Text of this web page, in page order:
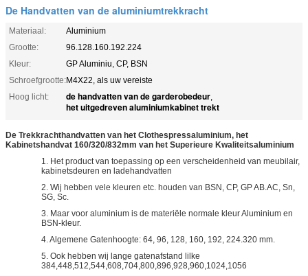
De Handvatten van de aluminiumtrekkracht
Materiaal:
Aluminium
Grootte:
96.128.160.192.224
Kleur:
GP Aluminiu, CP, BSN
Schroefgrootte:M4X22, als uw vereiste
Hoog licht:
de handvatten van de garderobedeur,
het uitgedreven aluminiumkabinet trekt
De Trekkrachthandvatten van het Clothespressaluminium, het
Kabinetshandvat 160/320/832mm van het Superieure Kwaliteitsaluminium
1. Het product van toepassing op een verscheidenheid van meubilair,
kabinetsdeuren en ladehandvatten
2. Wij hebben vele kleuren etc. houden van BSN, CP, GP AB.AC, Sn,
SG, Sc.
3. Maar voor aluminium is de materiële normale kleur Aluminium en
BSN-kleur.
4. Algemene Gatenhoogte: 64, 96, 128, 160, 192, 224.320 mm.
5. Ook hebben wij lange gatenafstand lilke
384,448,512,544,608,704,800,896,928,960,1024,1056